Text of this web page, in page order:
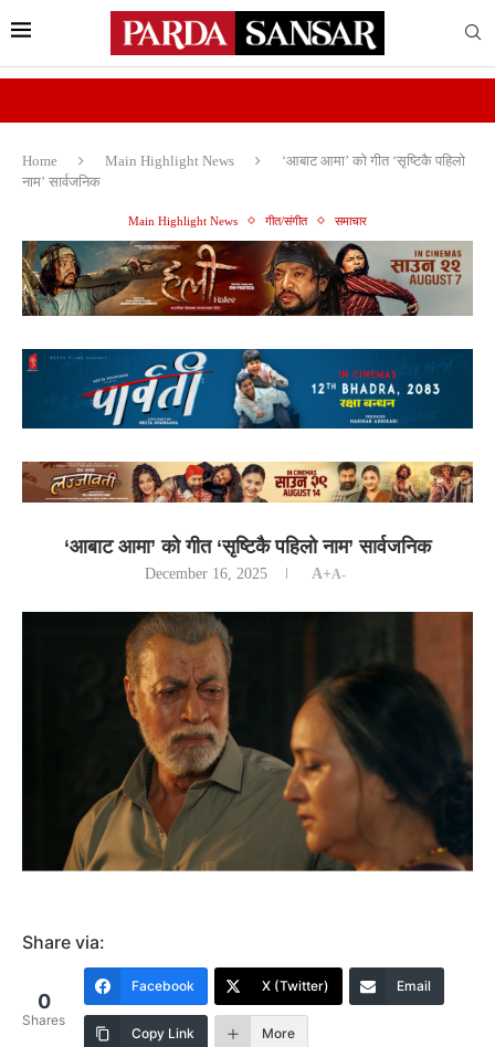
Home Main Highlight News
‘आबाट आमा’ को गीत ‘सृष्टिकै पहिलो
नाम’ सार्वजनिक
Main Highlight News गीत/संगीत समाचार
‘आबाट आमा’ को गीत ‘सृष्टिकै पहिलो नाम’ सार्वजनिक
December 16, 2025 A+A-
Share via:
0
Shares
Facebook X (Twitter) Email
Copy Link More